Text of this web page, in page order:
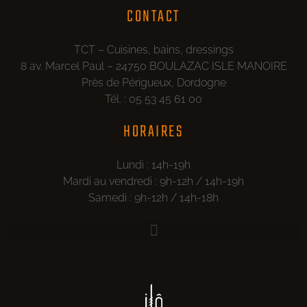
CONTACT
TCT – Cuisines, bains, dressings
8 av. Marcel Paul – 24750 BOULAZAC ISLE MANOIRE
Près de Périgueux, Dordogne
Tél. : 05 53 45 61 00
HORAIRES
Lundi : 14h-19h
Mardi au vendredi : 9h-12h / 14h-19h
Samedi : 9h-12h / 14h-18h